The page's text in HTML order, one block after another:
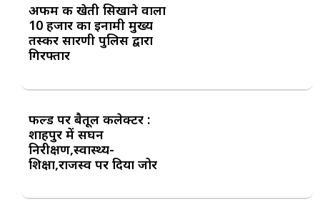
अफीम की खेती सिखाने वाला
10 हजार का इनामी मुख्य
तस्कर सारणी पुलिस द्वारा
गिरफ्तार
फील्ड पर बैतूल कलेक्टर :
शाहपुर में सघन
निरीक्षण,स्वास्थ्य-
शिक्षा,राजस्व पर दिया जोर